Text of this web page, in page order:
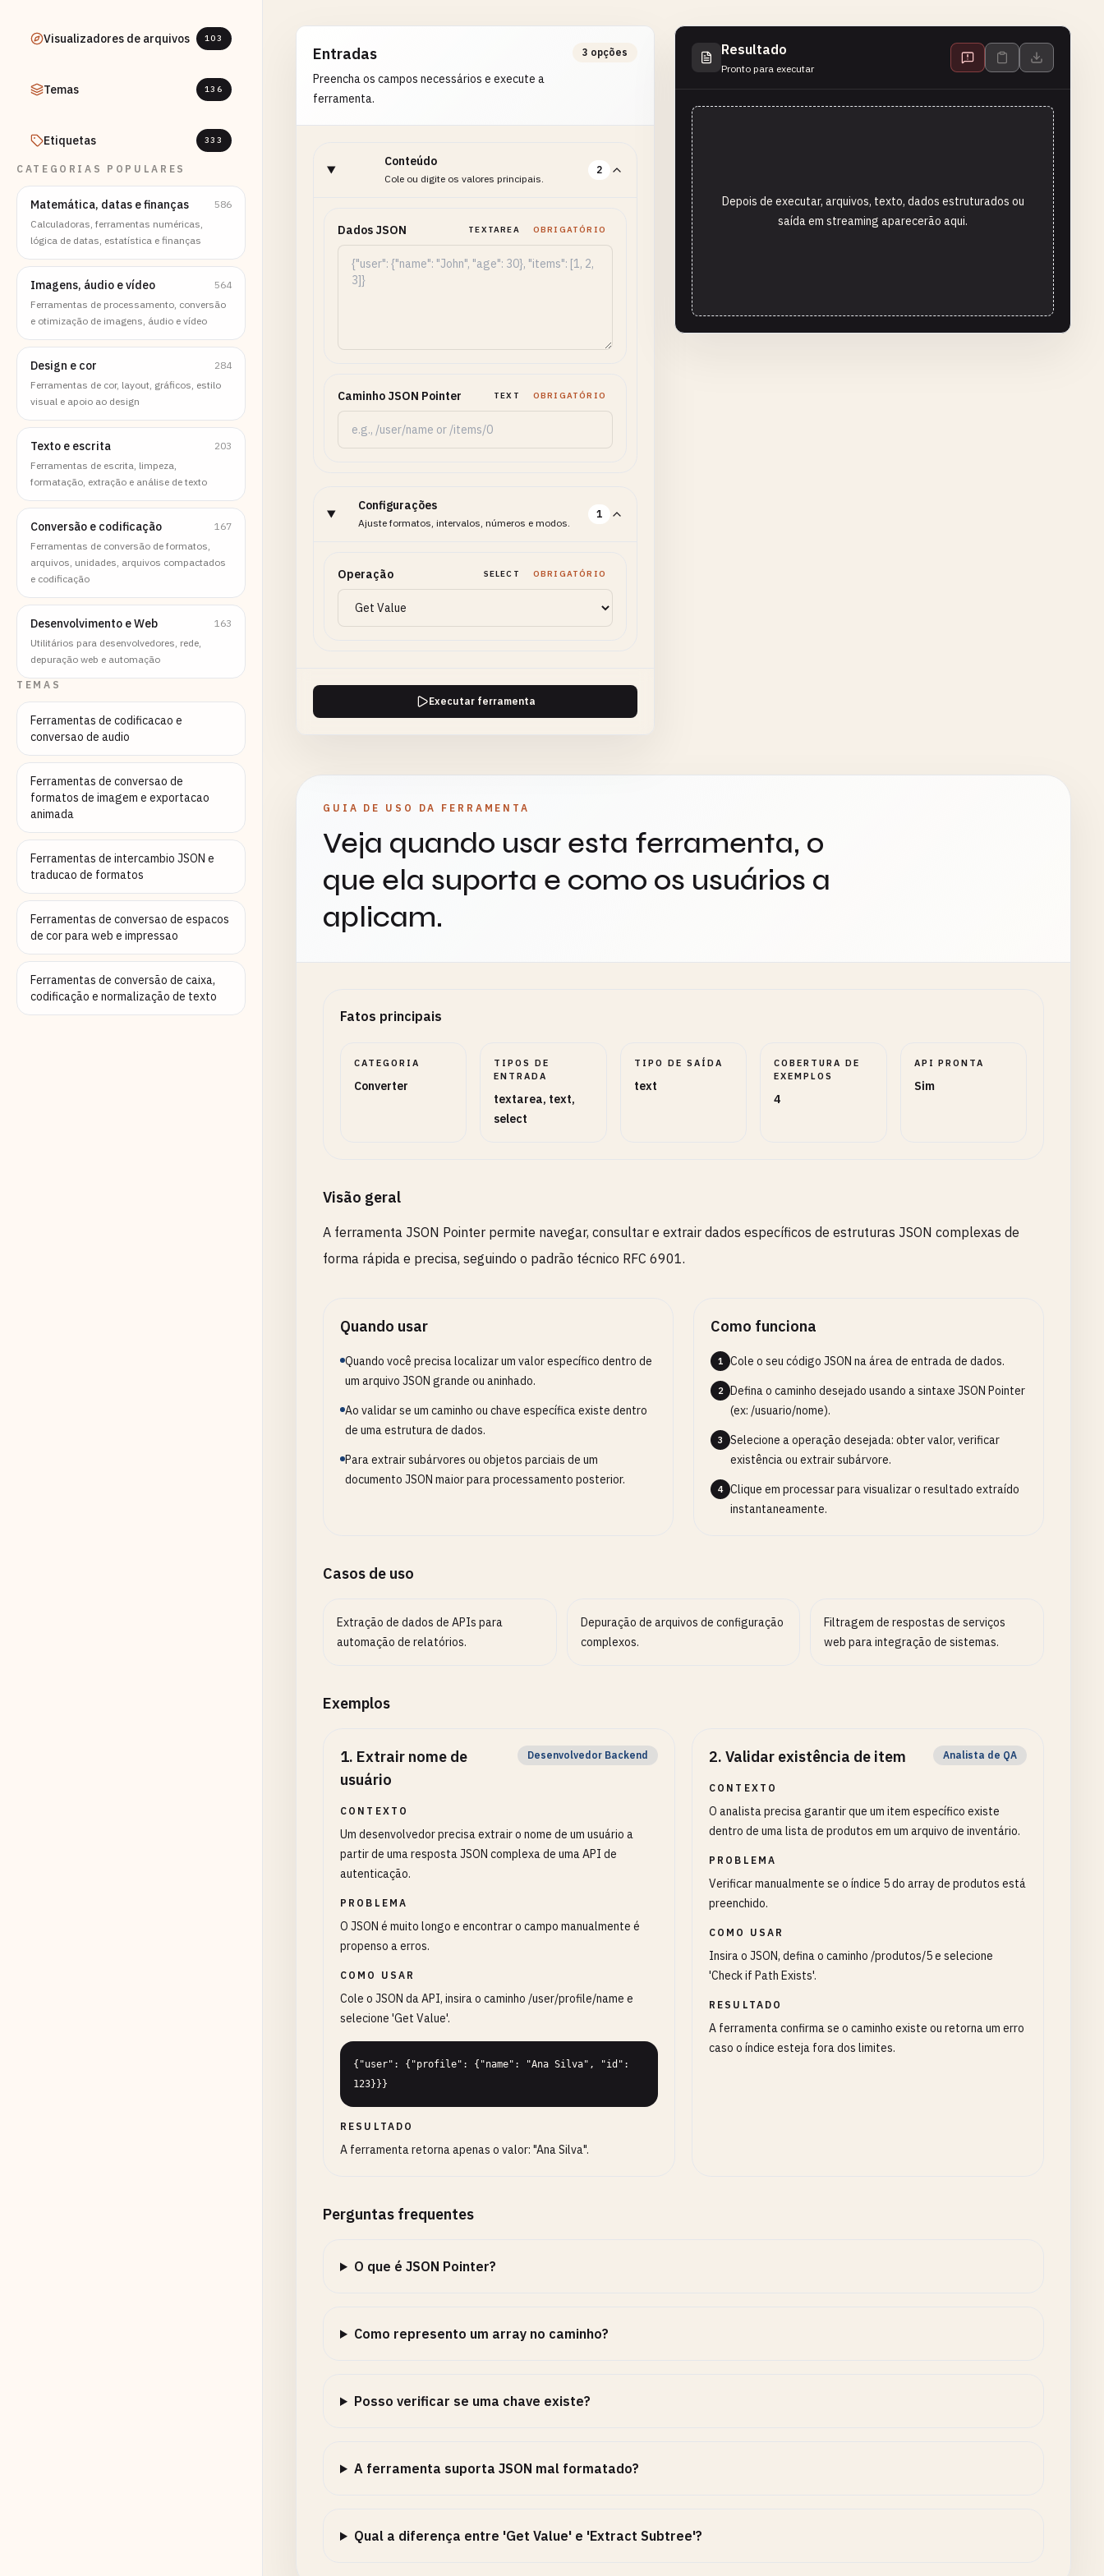
Visualizadores de arquivos 103
Temas 136
Etiquetas 333
CATEGORIAS POPULARES
Matemática, datas e finanças
586
Calculadoras, ferramentas numéricas,
lógica de datas, estatística e finanças
Imagens, áudio e vídeo
564
Ferramentas de processamento, conversão
e otimização de imagens, áudio e vídeo
Design e cor
284
Ferramentas de cor, layout, gráficos, estilo
visual e apoio ao design
Texto e escrita
203
Ferramentas de escrita, limpeza,
formatação, extração e análise de texto
Conversão e codificação
167
Ferramentas de conversão de formatos,
arquivos, unidades, arquivos compactados
e codificação
Desenvolvimento e Web
163
Utilitários para desenvolvedores, rede,
depuração web e automação
TEMAS
Ferramentas de codificacao e
conversao de audio
Ferramentas de conversao de
formatos de imagem e exportacao
animada
Ferramentas de intercambio JSON e
traducao de formatos
Ferramentas de conversao de espacos
de cor para web e impressao
Ferramentas de conversão de caixa,
codificação e normalização de texto
Entradas
Preencha os campos necessários e execute a
ferramenta.
3 opções
Conteúdo
Cole ou digite os valores principais.
2
Dados JSON TEXTAREA OBRIGATÓRIO
Caminho JSON Pointer TEXT OBRIGATÓRIO
Configurações
Ajuste formatos, intervalos, números e modos.
1
Operação SELECT OBRIGATÓRIO
Executar ferramenta
Resultado
Pronto para executar
Depois de executar, arquivos, texto, dados estruturados ou
saída em streaming aparecerão aqui.
GUIA DE USO DA FERRAMENTA
Veja quando usar esta ferramenta, o
que ela suporta e como os usuários a
aplicam.
Fatos principais
CATEGORIA
Converter
TIPOS DE
ENTRADA
textarea, text,
select
TIPO DE SAÍDA
text
COBERTURA DE
EXEMPLOS
4
API PRONTA
Sim
Visão geral
A ferramenta JSON Pointer permite navegar, consultar e extrair dados específicos de estruturas JSON complexas de
forma rápida e precisa, seguindo o padrão técnico RFC 6901.
Quando usar
Quando você precisa localizar um valor específico dentro de
um arquivo JSON grande ou aninhado.
Ao validar se um caminho ou chave específica existe dentro
de uma estrutura de dados.
Para extrair subárvores ou objetos parciais de um
documento JSON maior para processamento posterior.
Como funciona
1 Cole o seu código JSON na área de entrada de dados.
2
Defina o caminho desejado usando a sintaxe JSON Pointer
(ex: /usuario/nome).
3
Selecione a operação desejada: obter valor, verificar
existência ou extrair subárvore.
4
Clique em processar para visualizar o resultado extraído
instantaneamente.
Casos de uso
Extração de dados de APIs para
automação de relatórios.
Depuração de arquivos de configuração
complexos.
Filtragem de respostas de serviços
web para integração de sistemas.
Exemplos
1. Extrair nome de
usuário
Desenvolvedor Backend
CONTEXTO
Um desenvolvedor precisa extrair o nome de um usuário a
partir de uma resposta JSON complexa de uma API de
autenticação.
PROBLEMA
O JSON é muito longo e encontrar o campo manualmente é
propenso a erros.
COMO USAR
Cole o JSON da API, insira o caminho /user/profile/name e
selecione 'Get Value'.
{"user": {"profile": {"name": "Ana Silva", "id":
123}}}
RESULTADO
A ferramenta retorna apenas o valor: "Ana Silva".
2. Validar existência de item Analista de QA
CONTEXTO
O analista precisa garantir que um item específico existe
dentro de uma lista de produtos em um arquivo de inventário.
PROBLEMA
Verificar manualmente se o índice 5 do array de produtos está
preenchido.
COMO USAR
Insira o JSON, defina o caminho /produtos/5 e selecione
'Check if Path Exists'.
RESULTADO
A ferramenta confirma se o caminho existe ou retorna um erro
caso o índice esteja fora dos limites.
Perguntas frequentes
O que é JSON Pointer?
Como represento um array no caminho?
Posso verificar se uma chave existe?
A ferramenta suporta JSON mal formatado?
Qual a diferença entre 'Get Value' e 'Extract Subtree'?